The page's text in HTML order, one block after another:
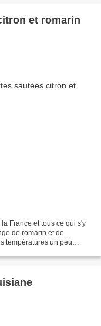
et romarin
France et tous ce qui s'y
de romarin et de
températures un peu